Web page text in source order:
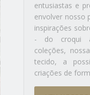
entusiastas e
envolver nosso
inspirações
- do croqui a
coleções,
tecido, a
criações de